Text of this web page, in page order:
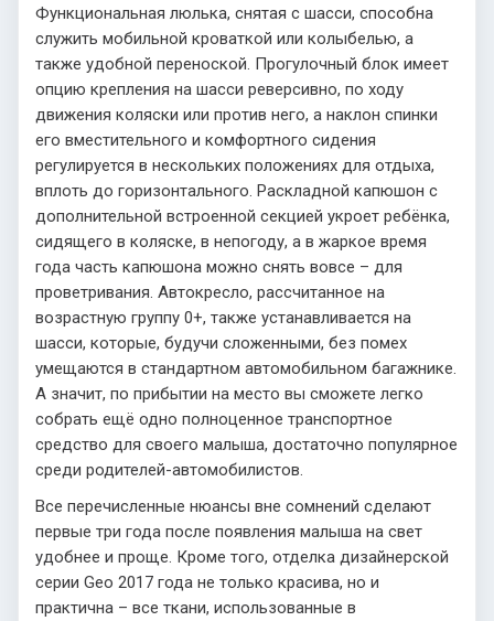
Функциональная люлька, снятая с шасси, способна
служить мобильной кроваткой или колыбелью, а
также удобной переноской. Прогулочный блок имеет
опцию крепления на шасси реверсивно, по ходу
движения коляски или против него, а наклон спинки
его вместительного и комфортного сидения
регулируется в нескольких положениях для отдыха,
вплоть до горизонтального. Раскладной капюшон с
дополнительной встроенной секцией укроет ребёнка,
сидящего в коляске, в непогоду, а в жаркое время
года часть капюшона можно снять вовсе – для
проветривания. Автокресло, рассчитанное на
возрастную группу 0+, также устанавливается на
шасси, которые, будучи сложенными, без помех
умещаются в стандартном автомобильном багажнике.
А значит, по прибытии на место вы сможете легко
собрать ещё одно полноценное транспортное
средство для своего малыша, достаточно популярное
среди родителей-автомобилистов.
Все перечисленные нюансы вне сомнений сделают
первые три года после появления малыша на свет
удобнее и проще. Кроме того, отделка дизайнерской
серии Geo 2017 года не только красива, но и
практична – все ткани, использованные в